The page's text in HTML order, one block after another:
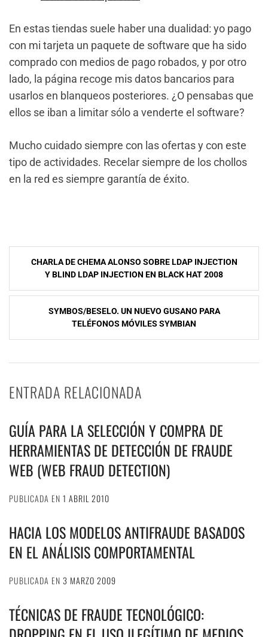
En estas tiendas suele haber una dualidad: yo pago
con mi tarjeta un paquete de software que ha sido
comprado con medios de pago robados, y por otro
lado, la página recoge mis datos bancarios para
usarlos en blanqueos posteriores. ¿O pensabas que
ellos se iban a limitar sólo a venderte el software?
Mucho cuidado siempre con las ofertas y con este
tipo de actividades. Recelar siempre de los chollos
en la red es siempre garantía de éxito.
NavegaciÃ³n
entradas
CHARLA DE CHEMA ALONSO SOBRE LDAP INJECTION
Y BLIND LDAP INJECTION EN BLACK HAT 2008
SYMBOS/BESELO. UN NUEVO GUSANO PARA
TELÉFONOS MÓVILES SYMBIAN
ENTRADA RELACIONADA
GUÍA PARA LA SELECCIÓN Y COMPRA DE
HERRAMIENTAS DE DETECCIÓN DE FRAUDE
WEB (WEB FRAUD DETECTION)
PUBLICADA EN 1 ABRIL 2010
HACIA LOS MODELOS ANTIFRAUDE BASADOS
EN EL ANÁLISIS COMPORTAMENTAL
PUBLICADA EN 3 MARZO 2009
TÉCNICAS DE FRAUDE TECNOLÓGICO: